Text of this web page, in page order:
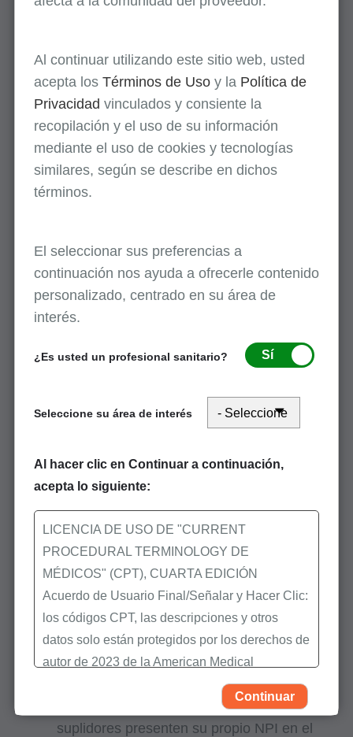
identificación (XX)
servicio comprado (NPI)
Para detalles adicionales refiérase a las
preguntas frecuentes acerca del reporte de
información del lugar del centro que ofrece el
servicioen el sitio web del proveedor de First
Coast.
ganancia: un NPI es requerido para todas las
reclamaciones de servicio contra el margen de
ganancia.
2310C, segmento REF02). Si cualquier
será denegada o devuelta como no
procesable
el área errónea (por ejemplo, NPI válido
enviado en el punto 32b o el loop electrónico
2310C, segmento REF02), las reclamaciones
serán devueltas como no procesables
Aviso:Se requiere que los médicos y
suplidores que facturan reporten el nombre,
la dirección, el código postal y NPI del
médico o suplidor que presta el servicio
incluso cuando el médico o suplidor que
presta el servicio está inscrito en una
jurisdicción diferente a la del contratista. Ya
no será permitido que los médicos y
suplidores presenten su propio NPI en el
Al continuar utilizando este sitio web, usted
acepta los Términos de Usoy la Política de
Privacidad vinculados y consiente la
recopilación y el uso de su información
mediante el uso de cookies y tecnologías
similares, según se describe en dichos
términos.
El seleccionar sus preferencias a
continuación nos ayuda a ofrecerle contenido
personalizado, centrado en su área de
interés.
¿Es usted un profesional sanitario? Sí
Seleccione su área de interés
Al hacer clic en Continuar a continuación,
acepta lo siguiente:
LICENCIA DE USO DE "CURRENT
PROCEDURAL TERMINOLOGY DE
MÉDICOS" (CPT), CUARTA EDICIÓN
Acuerdo de Usuario Final/Señalar y Hacer Clic:
los códigos CPT, las descripciones y otros
datos solo están protegidos por los derechos de
autor de 2023 de la American Medical
Association (AMA). Todos los derechos
reservados (y otra fecha de publicación de
CPT). CPT es una marca registrada de la AMA.
Continuar